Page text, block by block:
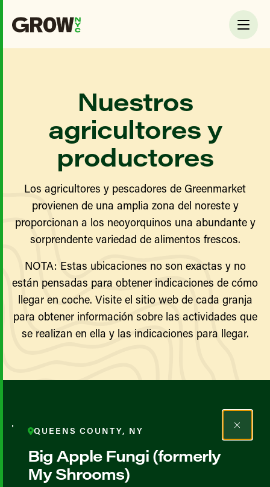
Nuestros
agricultores y
productores
Los agricultores y pescadores de Greenmarket
provienen de una amplia zona del noreste y
proporcionan a los neoyorquinos una abundante y
sorprendente variedad de alimentos frescos.
NOTA: Estas ubicaciones no son exactas y no
están pensadas para obtener indicaciones de cómo
llegar en coche. Visite el sitio web de cada granja
para obtener información sobre las actividades que
se realizan en ella y las indicaciones para llegar.
Todos los agricultores y
productores
QUEENS COUNTY, NY
Big Apple Fungi (formerly
My Shrooms)